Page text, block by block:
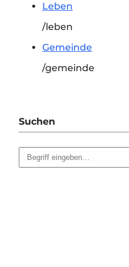
Leben
/leben
Gemeinde
/gemeinde
Suchen